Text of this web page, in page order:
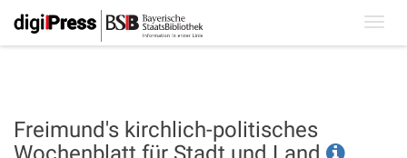
Freimund's kirchlich-politisches